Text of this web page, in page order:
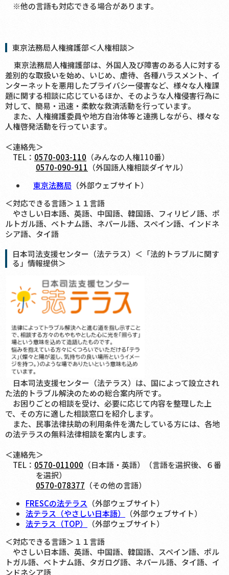
※他の言語も対応できる場合があります。
東京法務局人権擁護部＜人権相談＞
東京法務局人権擁護部は、外国人及び障害のある人に対する
差別的な取扱いを始め、いじめ、虐待、各種ハラスメント、イ
ンターネットを悪用したプライバシー侵害など、様々な人権課
題に関する相談に応じているほか、そのような人権侵害行為に
対して、簡易・迅速・柔軟な救済活動を行っています。
また、人権擁護委員や地方自治体等と連携しながら、様々な
人権啓発活動を行っています。
＜連絡先＞
TEL： 0570-003-110 （みんなの人権110番）
0570-090-911 （外国語人権相談ダイヤル）
東京法務局 （外部ウェブサイト）
＜対応できる言語＞１１言語
やさしい日本語、英語、中国語、韓国語、フィリピノ語、ポ
ルトガル語、ベトナム語、ネパール語、スペイン語、インドネ
シア語、タイ語
日本司法支援センター（法テラス）＜「法的トラブルに関す
る」情報提供＞
日本司法支援センター（法テラス）は、国によって設立され
た法的トラブル解決のための総合案内所です。
お困りごとの相談を受け、必要に応じて内容を整理した上
で、その方に適した相談窓口を紹介します。
また、民事法律扶助の利用条件を満たしている方には、各地
の法テラスの無料法律相談を案内します。
＜連絡先＞
TEL： 0570-011000 （日本語・英語）（言語を選択後、６番
を選択）
0570-078377 （その他の言語）
FRESCの法テラス （外部ウェブサイト）
法テラス（やさしい日本語）
（外部ウェブサイト）
法テラス（TOP）
（外部ウェブサイト）
＜対応できる言語＞１１言語
やさしい日本語、英語、中国語、韓国語、スペイン語、ポル
トガル語、ベトナム語、タガログ語、ネパール語、タイ語、イ
ンドネシア語